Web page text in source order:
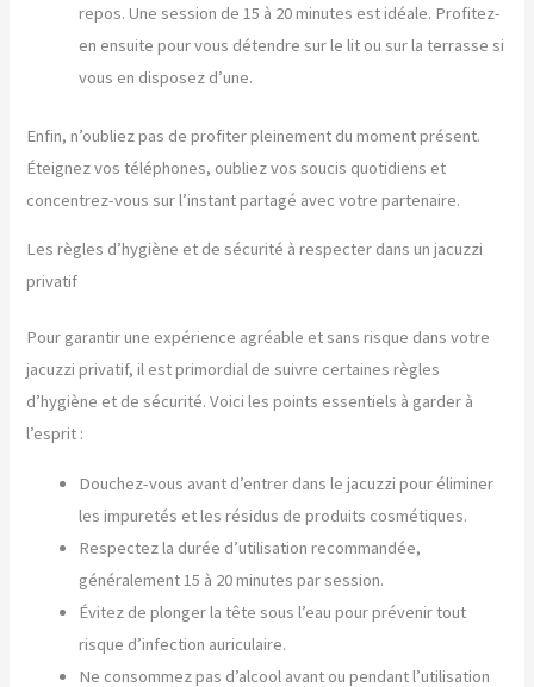
repos. Une session de 15 à 20 minutes est idéale. Profitez-
en ensuite pour vous détendre sur le lit ou sur la terrasse si
vous en disposez d’une.
Enfin, n’oubliez pas de profiter pleinement du moment présent.
Éteignez vos téléphones, oubliez vos soucis quotidiens et
concentrez-vous sur l’instant partagé avec votre partenaire.
Les règles d’hygiène et de sécurité à respecter dans un jacuzzi
privatif
Pour garantir une expérience agréable et sans risque dans votre
jacuzzi privatif, il est primordial de suivre certaines règles
d’hygiène et de sécurité. Voici les points essentiels à garder à
l’esprit :
Douchez-vous avant d’entrer dans le jacuzzi pour éliminer
les impuretés et les résidus de produits cosmétiques.
Respectez la durée d’utilisation recommandée,
généralement 15 à 20 minutes par session.
Évitez de plonger la tête sous l’eau pour prévenir tout
risque d’infection auriculaire.
Ne consommez pas d’alcool avant ou pendant l’utilisation